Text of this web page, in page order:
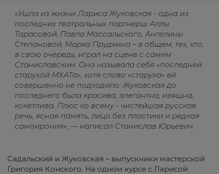
«Ушла из жизни Лариса Жуковская - одна из
последних театральных партнерш Аллы
Тарасовой, Павла Массальского, Ангелины
Степановой, Марка Прудкина – в общем, тех, кто,
в свою очередь, играл на сцене с самим
Станиславским. Она называла себя «последней
старухой МХАТа», хотя слово «старуха» ей
совершенно не подходило: Жуковская до
последнего была красива, элегантна, изящна,
кокетлива. Плюс ко всему - чистейшая русская
речь, ясная память, лицо без пластики и редкая
самоирония», — написал Станислав Юрьевич.
Садальский и Жуковская – выпускники мастерской
Григория Конского. На одном курсе с Ларисой